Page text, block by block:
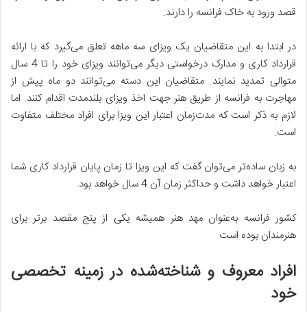
قصد ورود به خاک فرانسه را دارند.
در ابتدا به این متقاضیان یک ویزای سه ‌ماهه تعلق می‌گیرد که با ارائه
قرارداد کاری و مدارک درخواستی دیگر می‌توانند ویزای خود را تا 4 سال
متوالی تمدید نمایند. متقاضیان این دسته می‌توانند دو ماه پیش از
مهاجرت به فرانسه از طریق هنر جهت اخذ ویزای بلندمدت اقدام کنند. اما
لازم به ذکر است که مدت‌زمان اعتبار این ویزا برای افراد مختلف متفاوت
است.
به زبان ساده‌تر می‌توان گفت که این ویزا تا زمان پایان قرارداد کاری شما
اعتبار خواهد داشت و حداکثر زمان آن 4 سال خواهد بود.
کشور فرانسه به‌عنوان مهد هنر همیشه یکی از پنج مقصد برتر برای
هنرمندان بوده است
افراد معروف و شناخته‌شده در زمینه تخصصی
خود